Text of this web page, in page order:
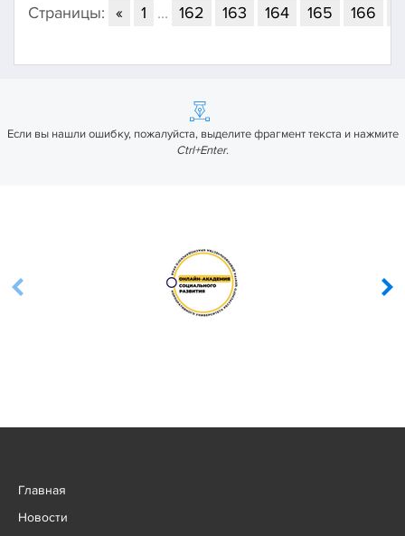
Страницы: « 1 ... 162 163 164 165 166
Если вы нашли ошибку, пожалуйста, выделите фрагмент текста и нажмите
Ctrl+Enter.
Главная
Новости